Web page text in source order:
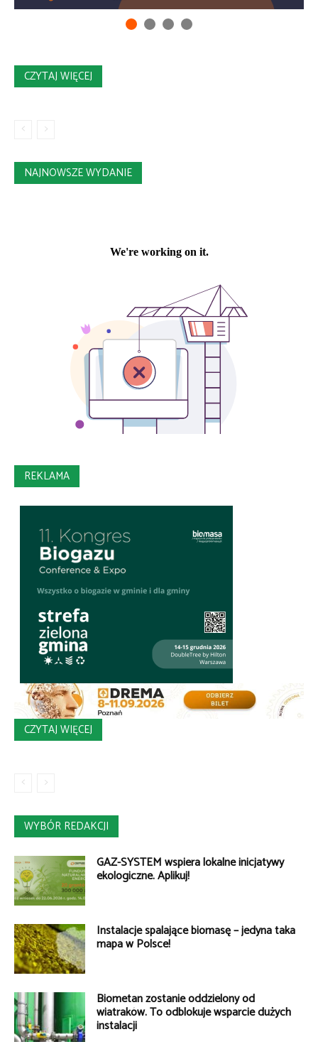
CZYTAJ WIĘCEJ
NAJNOWSZE WYDANIE
REKLAMA
CZYTAJ WIĘCEJ
WYBÓR REDAKCJI
GAZ-SYSTEM wspiera lokalne inicjatywy
ekologiczne. Aplikuj!
Instalacje spalające biomasę – jedyna taka
mapa w Polsce!
Biometan zostanie oddzielony od
wiatraków. To odblokuje wsparcie dużych
instalacji